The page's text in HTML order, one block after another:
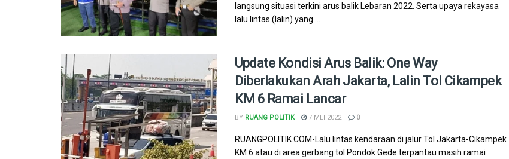
langsung situasi terkini arus balik Lebaran 2022. Serta upaya rekayasa
lalu lintas (lalin) yang ...
Update Kondisi Arus Balik: One Way
Diberlakukan Arah Jakarta, Lalin Tol Cikampek
KM 6 Ramai Lancar
BY RUANG POLITIK 7 MEI 2022 0
RUANGPOLITIK.COM-Lalu lintas kendaraan di jalur Tol Jakarta-Cikampek
KM 6 atau di area gerbang tol Pondok Gede terpantau masih ramai